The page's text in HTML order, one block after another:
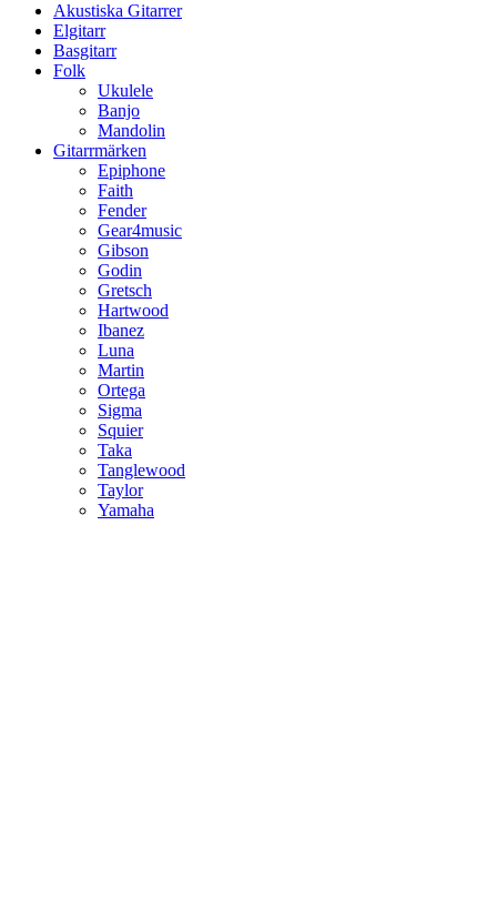
Akustiska Gitarrer
Elgitarr
Basgitarr
Folk
Ukulele
Banjo
Mandolin
Gitarrmärken
Epiphone
Faith
Fender
Gear4music
Gibson
Godin
Gretsch
Hartwood
Ibanez
Luna
Martin
Ortega
Sigma
Squier
Taka
Tanglewood
Taylor
Yamaha